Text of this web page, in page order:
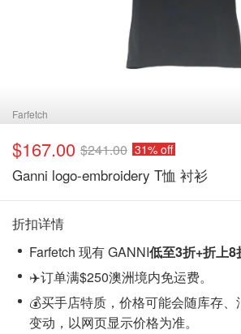
Farfetch
$167.00 $241.00 31% off
Ganni logo-embroidery T恤 衬衫
折扣详情
Farfetch 现有 GANNI低至3折+折上8
✈️订单满$250澳洲境内免运费。
💰买手店特质，价格可能会随库存
变动，以网页显示价格为准。